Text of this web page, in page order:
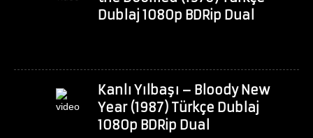
Dublaj 1080p BDRip Dual
Kanlı Yılbaşı – Bloody New
Year (1987) Türkçe Dublaj
1080p BDRip Dual